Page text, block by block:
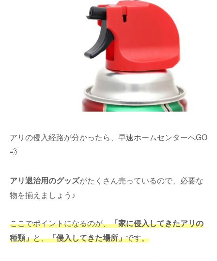
アリの侵入経路が分かったら、早速ホームセンターへGO
💨
アリ退治用のグッズがたくさん売っているので、必要な
物を揃えましょう♪
ここでポイントになるのが、「家に侵入してきたアリの
種類」と、「侵入してきた場所」です。